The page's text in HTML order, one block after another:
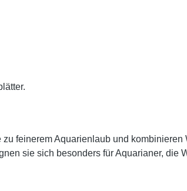
feinerem Aquarienlaub und
sie sich besonders für Aquarianer,